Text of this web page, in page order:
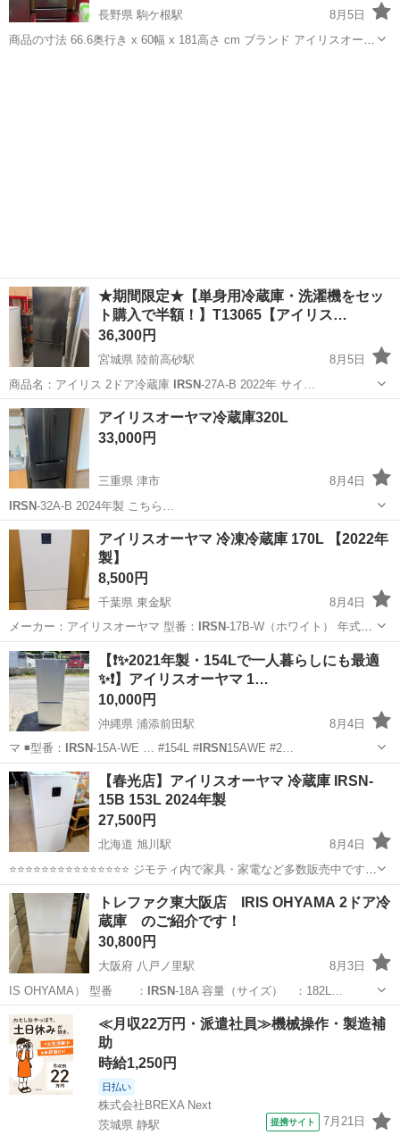
長野県 駒ケ根駅
8月5日
商品の寸法 66.6奥行き x 60幅 x 181高さ cm ブランド アイリスオーヤ
★期間限定★【単身用冷蔵庫・洗濯機をセッ
ト購入で半額！】T13065【アイリス…
36,300円
宮城県 陸前高砂駅
8月5日
商品名：アイリス 2ドア冷蔵庫
IRSN -27A-B 2022年 サイ…
宮城 仙台市 陸前高砂駅 キッチン家電
アイリスオーヤマ冷蔵庫320L
33,000円
三重県 津市
8月4日
IRSN
-32A-B 2024年製 こちら…
三重 津市 キッチン家電 IRSN
アイリスオーヤマ 冷凍冷蔵庫 170L 【2022年
製】
8,500円
千葉県 東金駅
8月4日
メーカー：アイリスオーヤマ 型番：
IRSN-17B-W（ホワイト） 年式：
2…千葉 東金市 キッチン家電
【❗️✨2021年製・154Lで一人暮らしにも最適
✨❗️】アイリスオーヤマ 1…
10,000円
沖縄県 浦添前田駅
8月4日
マ ◾️型番：
IRSN -15A-WE … #154L #IRSN 15AWE #2…
沖縄 浦添市 浦添前田駅 キッチン家電 IRSN
【春光店】アイリスオーヤマ 冷蔵庫 IRSN-
15B 153L 2024年製
27,500円
北海道 旭川駅
8月4日
⭐⭐⭐⭐⭐⭐⭐⭐⭐⭐⭐⭐⭐⭐⭐ ジモティ内で家具・家電など多数販売中です
⭐⭐⭐⭐⭐⭐⭐⭐⭐⭐⭐⭐⭐⭐⭐ 【商品説明】 冷却動作確認済みです。 万が一
購入直後に動作不良があった場合には、 返品...
北海道 旭川市 キッチン家電
トレファク東大阪店 IRIS OHYAMA 2ドア冷
蔵庫 のご紹介です！
30,800円
大阪府 八戸ノ里駅
8月3日
IS OHYAMA） 型番 ： IRSN-18A 容量（サイズ） ：182L…
大阪 東大阪市 八戸ノ里駅 キッチン家電 IRIS
≪月収22万円・派遣社員≫機械操作・製造補
助
時給1,250円
日払い
株式会社BREXA Next
茨城県 静駅
提携サイト 7月21日